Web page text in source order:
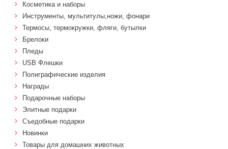
Косметика и наборы
Инструменты, мультитулы,ножи, фонари
Термосы, термокружки, фляги, бутылки
Брелоки
Пледы
USB Флешки
Полиграфические изделия
Награды
Подарочные наборы
Элитные подарки
Cъедобные подарки
Новинки
Товары для домашних животных